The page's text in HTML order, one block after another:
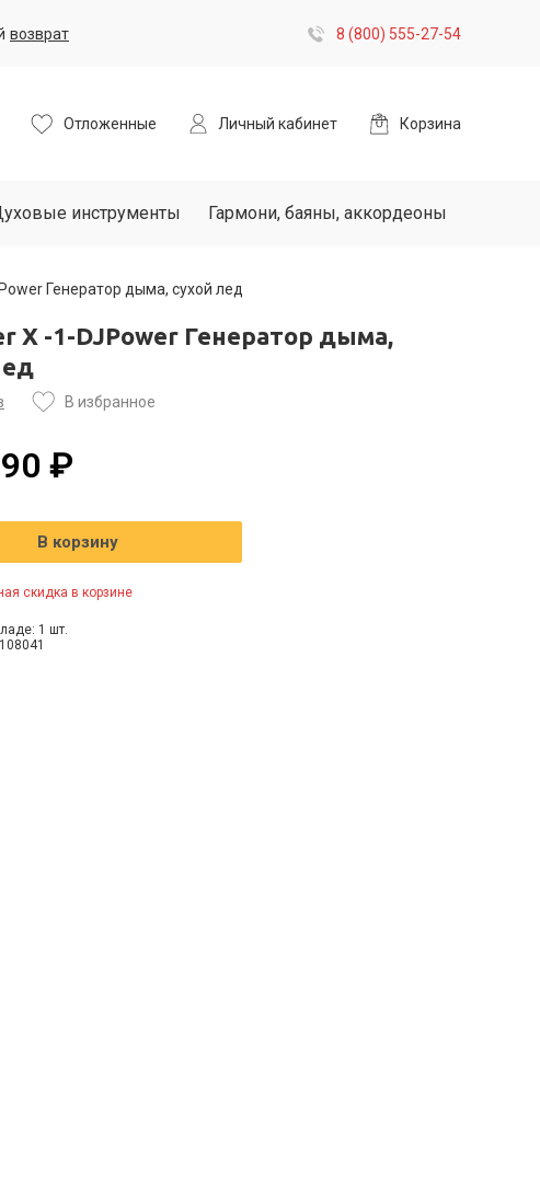
возврат 8 (800) 555-27-54
Отложенные Личный кабинет Корзина
инструменты Гармони, баяны, аккордеоны
Генератор дыма, сухой лед
X -1-DJPower Генератор дыма,
В избранное
₽
В корзину
скидка в корзине
1 шт.